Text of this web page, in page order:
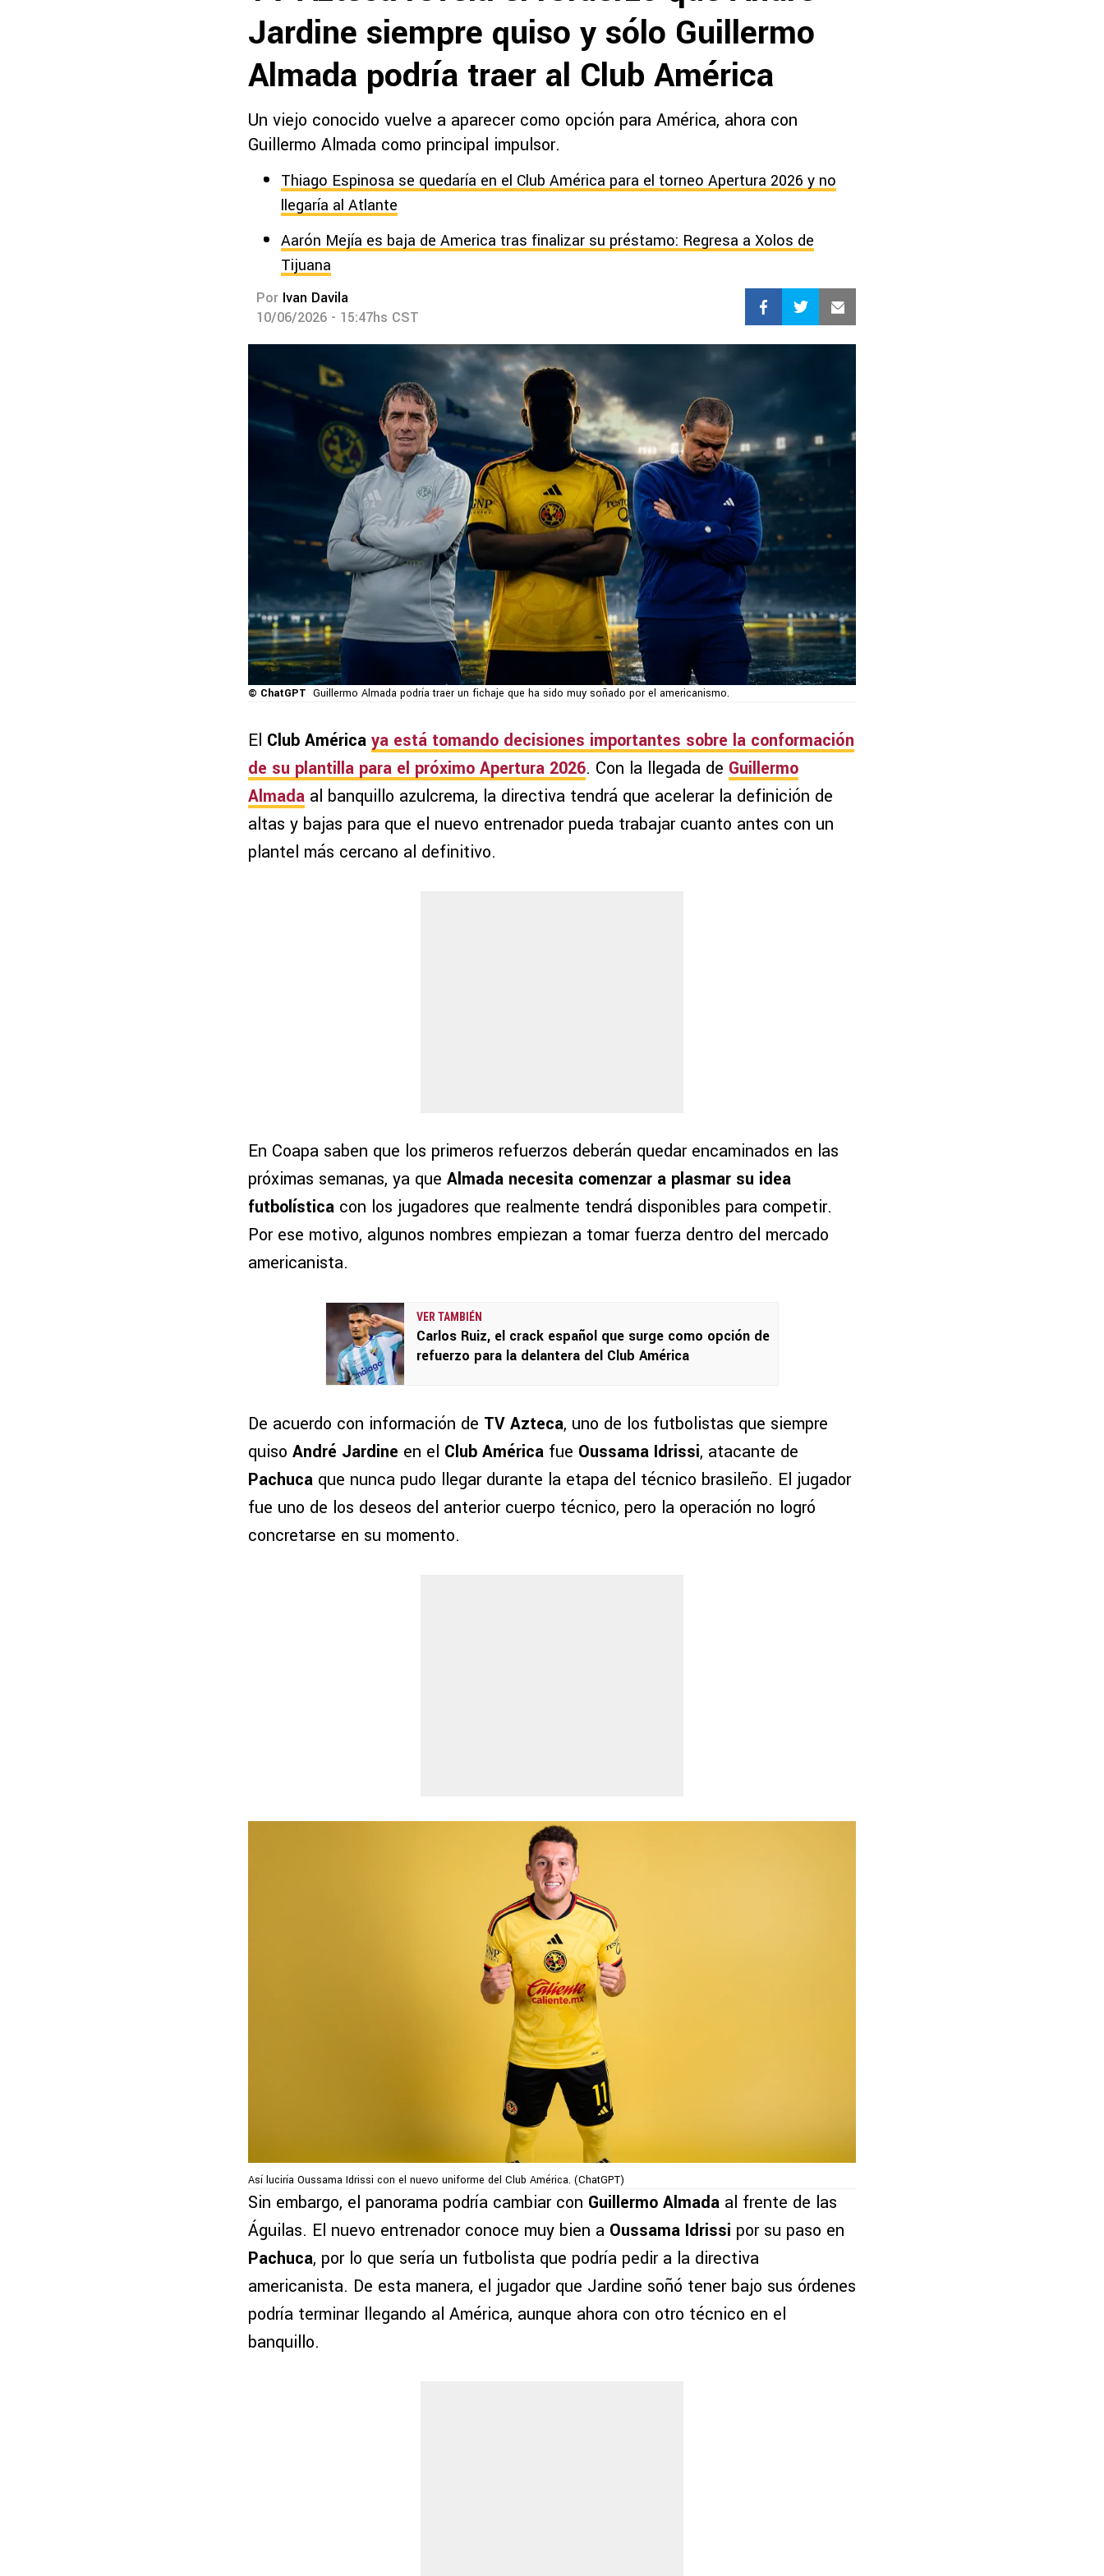
Jardine siempre quiso y sólo Guillermo
Almada podría traer al Club América
Un viejo conocido vuelve a aparecer como opción para América, ahora con
Guillermo Almada como principal impulsor.
Thiago Espinosa se quedaría en el Club América para el torneo Apertura 2026 y no
llegaría al Atlante
Aarón Mejía es baja de America tras finalizar su préstamo: Regresa a Xolos de
Tijuana
Por Ivan Davila
10/06/2026 - 15:47hs CST
© ChatGPT Guillermo Almada podría traer un fichaje que ha sido muy soñado por el americanismo.
El Club América ya está tomando decisiones importantes sobre la conformación
de su plantilla para el próximo Apertura 2026. Con la llegada de Guillermo
Almada al banquillo azulcrema, la directiva tendrá que acelerar la definición de
altas y bajas para que el nuevo entrenador pueda trabajar cuanto antes con un
plantel más cercano al definitivo.
En Coapa saben que los primeros refuerzos deberán quedar encaminados en las
próximas semanas, ya que Almada necesita comenzar a plasmar su idea
futbolística con los jugadores que realmente tendrá disponibles para competir.
Por ese motivo, algunos nombres empiezan a tomar fuerza dentro del mercado
americanista.
VER TAMBIÉN
Carlos Ruiz, el crack español que surge como opción de
refuerzo para la delantera del Club América
De acuerdo con información de TV Azteca, uno de los futbolistas que siempre
quiso André Jardine en el Club América fue Oussama Idrissi, atacante de
Pachuca que nunca pudo llegar durante la etapa del técnico brasileño. El jugador
fue uno de los deseos del anterior cuerpo técnico, pero la operación no logró
concretarse en su momento.
Así luciría Oussama Idrissi con el nuevo uniforme del Club América. (ChatGPT)
Sin embargo, el panorama podría cambiar con Guillermo Almada al frente de las
Águilas. El nuevo entrenador conoce muy bien a Oussama Idrissi por su paso en
Pachuca, por lo que sería un futbolista que podría pedir a la directiva
americanista. De esta manera, el jugador que Jardine soñó tener bajo sus órdenes
podría terminar llegando al América, aunque ahora con otro técnico en el
banquillo.